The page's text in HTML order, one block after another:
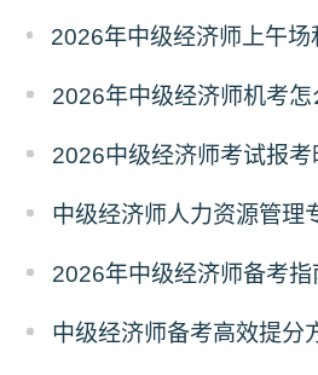
2026中级经济师考试报考
中级经济师人力资源管理
中级经济师备考高效提分